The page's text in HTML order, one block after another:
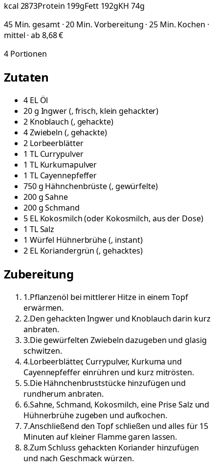
kcal 2873Protein 199gFett 192gKH 74g
45 Min. gesamt · 20 Min. Vorbereitung · 25 Min. Kochen ·
mittel · ab 8,68 €
4 Portionen
Zutaten
4 EL Öl
20g Ingwer(, frisch, klein gehackter)
2 Knoblauch (, gehackte)
4Zwiebeln (, gehackte)
2 Lorbeerblätter
1 TL Currypulver
1 TL Kurkumapulver
1 TL Cayennepfeffer
750g Hähnchenbrüste(, gewürfelte)
200gSahne
200gSchmand
5 EL Kokosmilch (oder Kokosmilch, aus der Dose)
1 TLSalz
1 Würfel Hühnerbrühe(, instant)
2 EL Koriandergrün (, gehacktes)
Zubereitung
1.Pflanzenöl bei mittlerer Hitze in einem Topf
erwärmen.
2.Den gehackten Ingwer und Knoblauch darin kurz
anbraten.
3.Die gewürfelten Zwiebeln dazugeben und glasig
schwitzen.
4.Lorbeerblätter, Currypulver, Kurkuma und
Cayennepfeffer einrühren und kurz mitrösten.
5.Die Hähnchenbruststücke hinzufügen und
rundherum anbraten.
6.Sahne, Schmand, Kokosmilch, eine Prise Salz und
Hühnerbrühe zugeben und aufkochen.
7.Anschließend den Topf schließen und alles für 15
Minuten auf kleiner Flamme garen lassen.
8.Zum Schluss gehackten Koriander hinzufügen
und nach Geschmack würzen.